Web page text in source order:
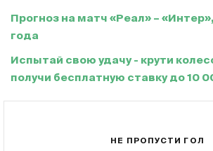
Прогноз на матч «Реал» –
года
Испытай свою удачу - крути
получи бесплатную ставку до 10
НЕ ПРОПУСТИ ГОЛ